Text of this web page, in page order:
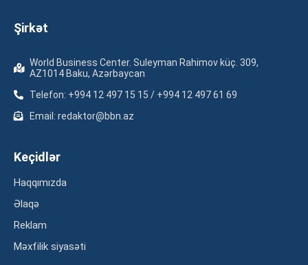
Şirkət
World Business Center. Suleyman Rahimov küç. 309,
AZ1014 Baku, Azərbaycan
Telefon: +994 12 497 15 15 / +994 12 497 61 69
Email: redaktor@bbn.az
Keçidlər
Haqqımızda
Əlaqə
Reklam
Məxfilik siyasəti